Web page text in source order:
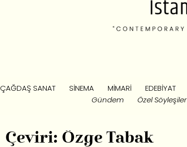
ÇAĞDAŞ SANAT SINEMA MIMARI EDEBIYAT
Gündem
Özel Söyleşiler
Çeviri: Özge Tabak